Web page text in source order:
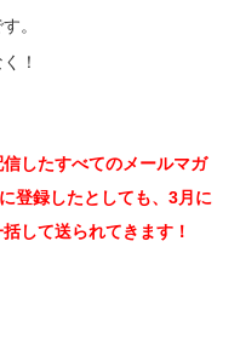
。
！
したすべてのメールマガ
登録したとしても、3月に
して送られてきます！